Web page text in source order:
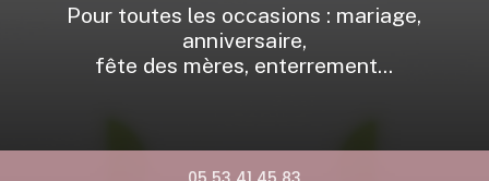
Pour toutes les occasions : mariage,
anniversaire,
fête des mères, enterrement...